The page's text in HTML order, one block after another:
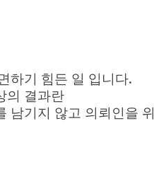
하기 힘든 일 입니다.
의 결과란
남기지 않고 의뢰인을 위